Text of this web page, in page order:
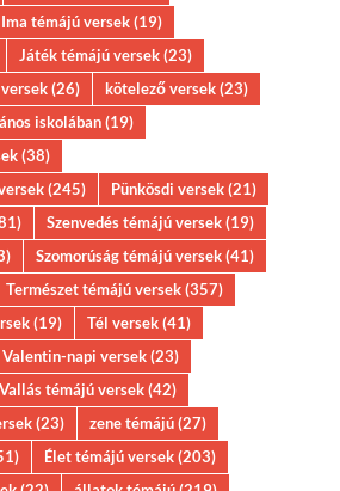
Ima témájú versek(19)
Játék témájú versek(23)
(26) kötelező versek(23)
iskolában(19)
(38)
(245) Pünkösdi versek(21)
Szenvedés témájú versek(19)
Szomorúság témájú versek(41)
Természet témájú versek(357)
(19) Tél versek(41)
Valentin-napi versek(23)
Vallás témájú versek(42)
(23) zene témájú(27)
Élet témájú versek(203)